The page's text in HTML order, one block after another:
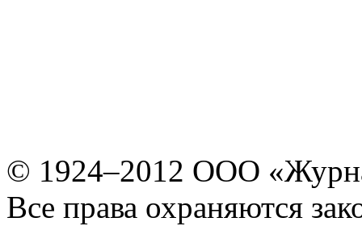
© 1924–2012 ООО
Все права охраняются